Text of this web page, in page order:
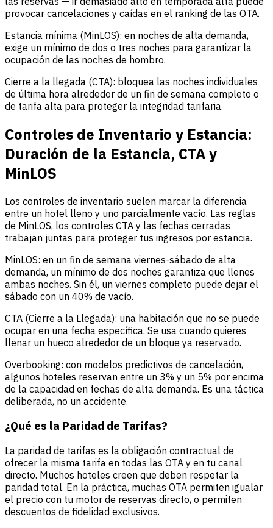
provocar cancelaciones y caídas en el ranking de las OTA.
Estancia mínima (MinLOS): en noches de alta demanda,
exige un mínimo de dos o tres noches para garantizar la
ocupación de las noches de hombro.
Cierre a la llegada (CTA): bloquea las noches individuales
de última hora alrededor de un fin de semana completo o
de tarifa alta para proteger la integridad tarifaria.
Controles de Inventario y Estancia:
Duración de la Estancia, CTA y
MinLOS
Los controles de inventario suelen marcar la diferencia
entre un hotel lleno y uno parcialmente vacío. Las reglas
de MinLOS, los controles CTA y las fechas cerradas
trabajan juntas para proteger tus ingresos por estancia.
MinLOS: en un fin de semana viernes-sábado de alta
demanda, un mínimo de dos noches garantiza que llenes
ambas noches. Sin él, un viernes completo puede dejar el
sábado con un 40% de vacío.
CTA (Cierre a la Llegada): una habitación que no se puede
ocupar en una fecha específica. Se usa cuando quieres
llenar un hueco alrededor de un bloque ya reservado.
Overbooking: con modelos predictivos de cancelación,
algunos hoteles reservan entre un 3% y un 5% por encima
de la capacidad en fechas de alta demanda. Es una táctica
deliberada, no un accidente.
¿Qué es la Paridad de Tarifas?
La paridad de tarifas es la obligación contractual de
ofrecer la misma tarifa en todas las OTA y en tu canal
directo. Muchos hoteles creen que deben respetar la
paridad total. En la práctica, muchas OTA permiten igualar
el precio con tu motor de reservas directo, o permiten
descuentos de fidelidad exclusivos.